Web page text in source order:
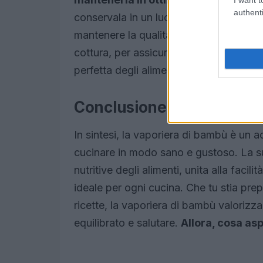
conservala in un luogo fresco e
mantenere la qualità del bambù nel
cottura, per assicurarti che il vapore
perfetta degli alimenti.
Conclusione: perché
In sintesi, la vaporiera di bambù è un
cucinare in modo sano e gustoso. La
nutritive degli alimenti, unita alla
ideale per ogni cucina. Che tu stia
ricette, la vaporiera di bambù
equilibrato e salutare. Allora, cosa